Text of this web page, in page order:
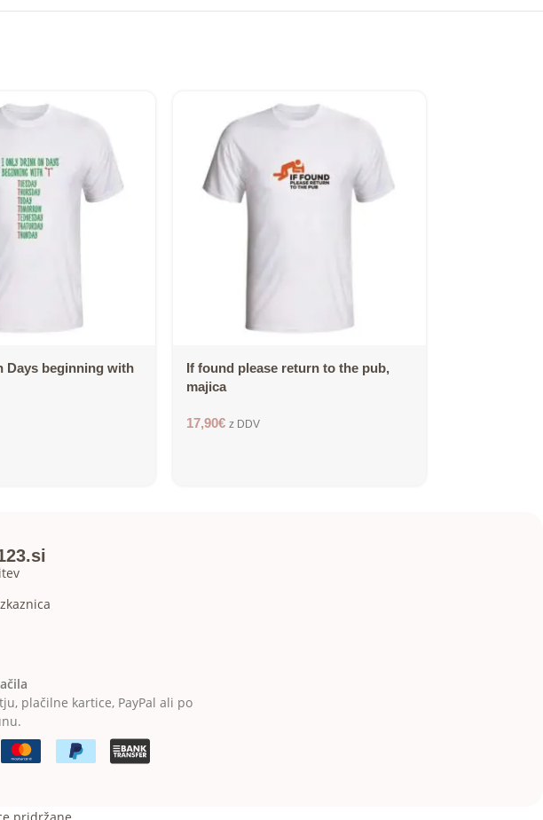
Days beginning with
If found please return to the pub,
majica
17,90€ z DDV
plačilne kartice, PayPal ali po